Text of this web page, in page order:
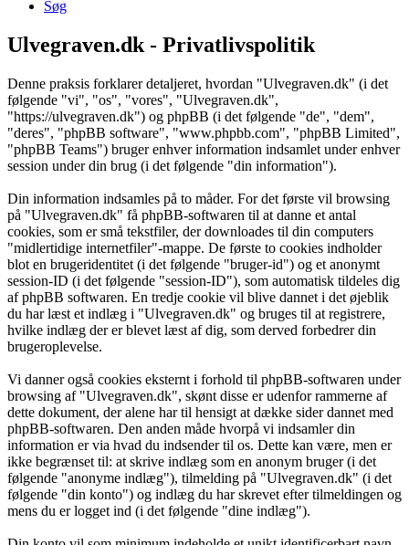
Søg
Ulvegraven.dk - Privatlivspolitik
Denne praksis forklarer detaljeret, hvordan "Ulvegraven.dk" (i det
følgende "vi", "os", "vores", "Ulvegraven.dk",
"https://ulvegraven.dk") og phpBB (i det følgende "de", "dem",
"deres", "phpBB software", "www.phpbb.com", "phpBB Limited",
"phpBB Teams") bruger enhver information indsamlet under enhver
session under din brug (i det følgende "din information").
Din information indsamles på to måder. For det første vil browsing
på "Ulvegraven.dk" få phpBB-softwaren til at danne et antal
cookies, som er små tekstfiler, der downloades til din computers
"midlertidige internetfiler"-mappe. De første to cookies indholder
blot en brugeridentitet (i det følgende "bruger-id") og et anonymt
session-ID (i det følgende "session-ID"), som automatisk tildeles dig
af phpBB softwaren. En tredje cookie vil blive dannet i det øjeblik
du har læst et indlæg i "Ulvegraven.dk" og bruges til at registrere,
hvilke indlæg der er blevet læst af dig, som derved forbedrer din
brugeroplevelse.
Vi danner også cookies eksternt i forhold til phpBB-softwaren under
browsing af "Ulvegraven.dk", skønt disse er udenfor rammerne af
dette dokument, der alene har til hensigt at dække sider dannet med
phpBB-softwaren. Den anden måde hvorpå vi indsamler din
information er via hvad du indsender til os. Dette kan være, men er
ikke begrænset til: at skrive indlæg som en anonym bruger (i det
følgende "anonyme indlæg"), tilmelding på "Ulvegraven.dk" (i det
følgende "din konto") og indlæg du har skrevet efter tilmeldingen og
mens du er logget ind (i det følgende "dine indlæg").